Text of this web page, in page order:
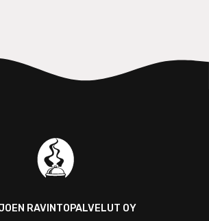
RAVINTOPALVELUT OY